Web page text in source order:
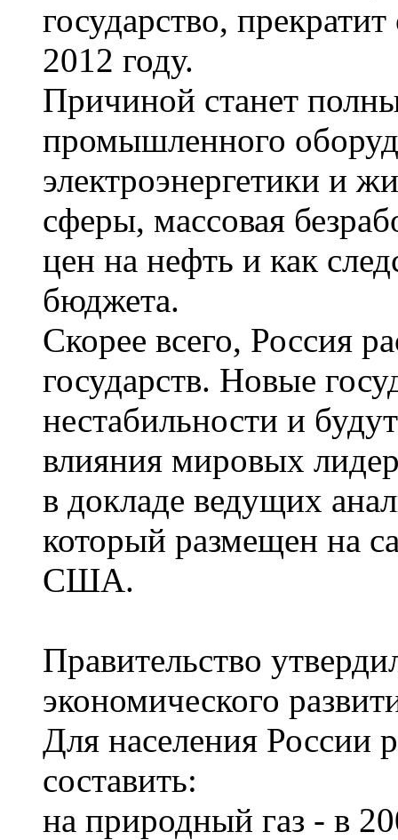
государство,
2012 году.
Причиной станет
промышленного
электроэнергетики и
сферы, массовая
цен на нефть и как
бюджета.
Скорее всего, Россия
государств. Новые
нестабильности и
влияния мировых
в докладе ведущих
который размещен на
США.
Правительство
экономического
Для населения России
составить:
на природный газ - в